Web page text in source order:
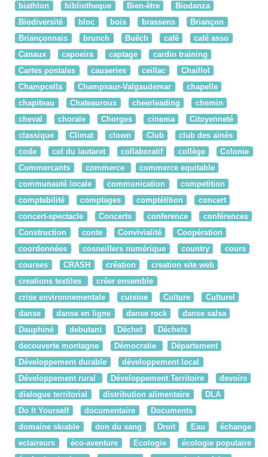
biathlon
bibliotheque Bien-être
Biodanza
Biodiversité
bloc bois brassens
Briançon
Briançonnais
brunch Buëch café
café asso
Canaux
capoeira captage
cardio training
Cartes postales
causeries ceillac
Chaillol
Champcella
Champsaur-Valgaudemar
chapelle
chapiteau
Chateauroux cheerleading
chemin
cheval
chorale Chorges cinema
Citoyenneté
classique
Climat clown Club
club des ainés
code
col du lautaret collaboratif collège
Colonie
Commercants
commerce
commerce equitable
communauté locale
communication
competition
comptabilité
comptages comptétition
concert
concert-spectacle
Concerts conference
conférences
Construction
conte Convivialité
Coopération
coordonnées
cosneillers numérique country
cours
courses
CRASH création
creation site web
creations textiles
créer ensemble
crise environnementale
cuisine Culture
Culturel
danse
danse en ligne danse rock
danse salsa
Dauphiné
debutant Déchet
Déchets
decouverte montagne
Démocratie
Département
Développement durable
développement local
Développement rural
Développement Territoire
devoirs
dialogue territorial
distribution alimentaire
DLA
Do It Yourself
documentaire
Documents
domaine skiable
don du sang Droit Eau
échange
eclaireurs
éco-aventure Ecologie
écologie populaire